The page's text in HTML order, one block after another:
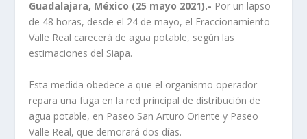
Guadalajara, México (25 mayo 2021).- Por un lapso
de 48 horas, desde el 24 de mayo, el Fraccionamiento
Valle Real carecerá de agua potable, según las
estimaciones del Siapa.
Esta medida obedece a que el organismo operador
repara una fuga en la red principal de distribución de
agua potable, en Paseo San Arturo Oriente y Paseo
Valle Real, que demorará dos días.